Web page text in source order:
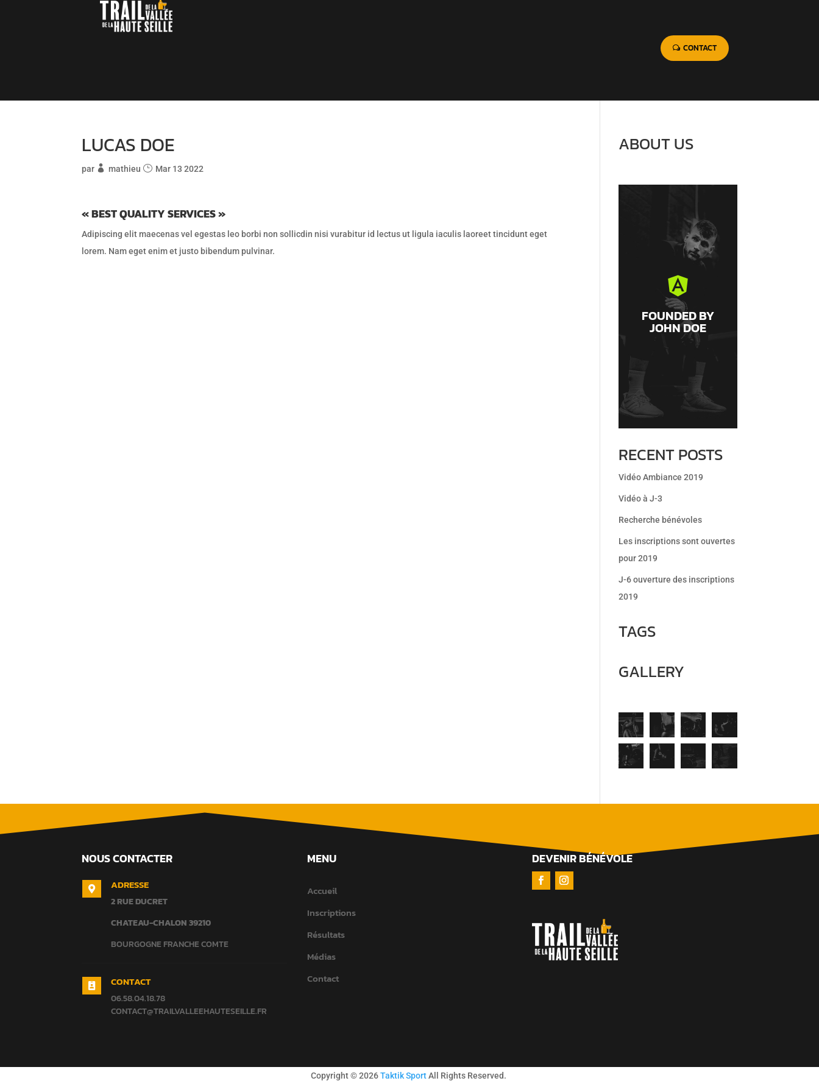
CONTACT
LUCAS DOE
par mathieu Mar 13 2022
« BEST QUALITY SERVICES »
Adipiscing elit maecenas vel egestas leo borbi non sollicdin nisi vurabitur id lectus ut ligula iaculis laoreet tincidunt eget
lorem. Nam eget enim et justo bibendum pulvinar.
ABOUT US

FOUNDED BY
JOHN DOE

FOUNDED BY
JOHN DOE
Lorem ipsum dolor
sit amet, consectetur
adipiscing elit.
Donec sit amet justo.
RECENT POSTS
Vidéo Ambiance 2019
Vidéo à J-3
Recherche bénévoles
Les inscriptions sont ouvertes
pour 2019
J-6 ouverture des inscriptions
2019
TAGS
GALLERY
NOUS CONTACTER
 ADRESSE
2 RUE DUCRET
CHATEAU-CHALON39210
BOURGOGNE FRANCHE COMTE
 CONTACT
06.58.04.18.78
CONTACT@TRAILVALLEEHAUTESEILLE.FR
MENU
Accueil
Inscriptions
Résultats
Médias
Contact
DEVENIR BÉNÉVOLE
Copyright © 2026Taktik SportAll Rights Reserved.